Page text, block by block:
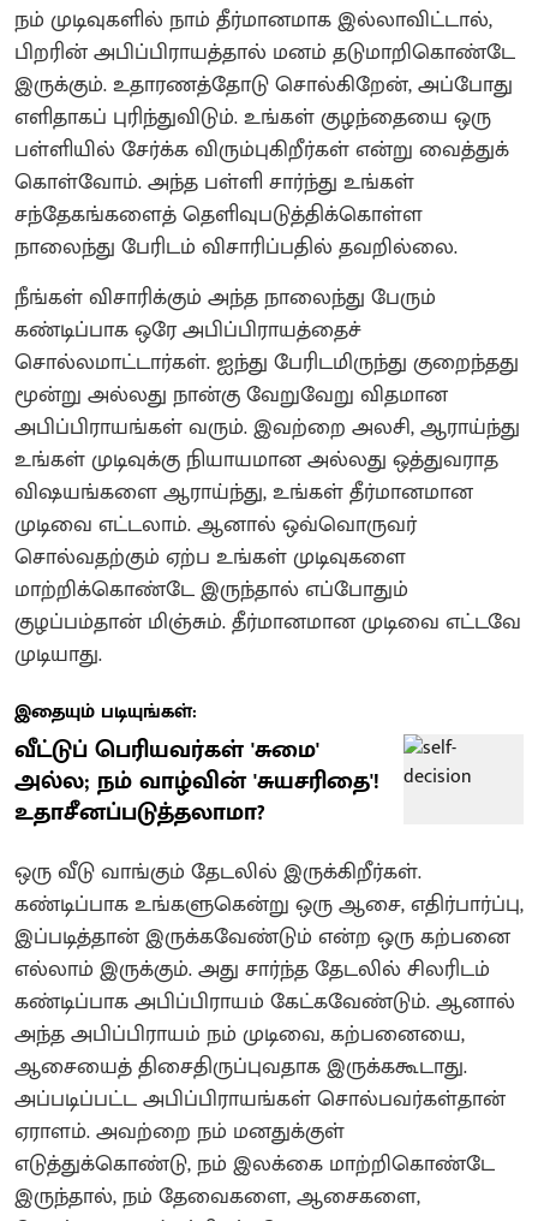
நம் முடிவுகளில் நாம் தீர்மானமாக இல்லாவிட்டால்,
பிறரின் அபிப்பிராயத்தால் மனம் தடுமாறிகொண்டே
இருக்கும். உதாரணத்தோடு சொல்கிறேன், அப்போது
எளிதாகப் புரிந்துவிடும். உங்கள் குழந்தையை ஒரு
பள்ளியில் சேர்க்க விரும்புகிறீர்கள் என்று வைத்துக்
கொள்வோம். அந்த பள்ளி சார்ந்து உங்கள்
சந்தேகங்களைத் தெளிவுபடுத்திக்கொள்ள
நாலைந்து பேரிடம் விசாரிப்பதில் தவறில்லை.
நீங்கள் விசாரிக்கும் அந்த நாலைந்து பேரும்
கண்டிப்பாக ஒரே அபிப்பிராயத்தைச்
சொல்லமாட்டார்கள். ஐந்து பேரிடமிருந்து குறைந்தது
மூன்று அல்லது நான்கு வேறுவேறு விதமான
அபிப்பிராயங்கள் வரும். இவற்றை அலசி, ஆராய்ந்து
உங்கள் முடிவுக்கு நியாயமான அல்லது ஒத்துவராத
விஷயங்களை ஆராய்ந்து, உங்கள் தீர்மானமான
முடிவை எட்டலாம். ஆனால் ஒவ்வொருவர்
சொல்வதற்கும் ஏற்ப உங்கள் முடிவுகளை
மாற்றிக்கொண்டே இருந்தால் எப்போதும்
குழப்பம்தான் மிஞ்சும். தீர்மானமான முடிவை எட்டவே
முடியாது.
இதையும் படியுங்கள்:
வீட்டுப் பெரியவர்கள் 'சுமை'
அல்ல; நம் வாழ்வின் 'சுயசரிதை'!
உதாசீனப்படுத்தலாமா?
ஒரு வீடு வாங்கும் தேடலில் இருக்கிறீர்கள்.
கண்டிப்பாக உங்களுகென்று ஒரு ஆசை, எதிர்பார்ப்பு,
இப்படித்தான் இருக்கவேண்டும் என்ற ஒரு கற்பனை
எல்லாம் இருக்கும். அது சார்ந்த தேடலில் சிலரிடம்
கண்டிப்பாக அபிப்பிராயம் கேட்கவேண்டும். ஆனால்
அந்த அபிப்பிராயம் நம் முடிவை, கற்பனையை,
ஆசையைத் திசைதிருப்புவதாக இருக்ககூடாது.
அப்படிப்பட்ட அபிப்பிராயங்கள் சொல்பவர்கள்தான்
ஏராளம். அவற்றை நம் மனதுக்குள்
எடுத்துக்கொண்டு, நம் இலக்கை மாற்றிகொண்டே
இருந்தால், நம் தேவைகளை, ஆசைகளை,